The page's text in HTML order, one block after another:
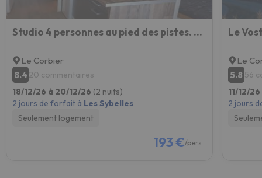
Studio 4 personnes au pied des pistes. Le Corbier
Le Corbier
8.420 commentaires
18/12/26 à 20/12/26 (2 nuits)
2 jours de forfait à Les Sybelles
Seulement logement
193 €/pers.
Le
Le
5.8 56
11/12/
2 jours